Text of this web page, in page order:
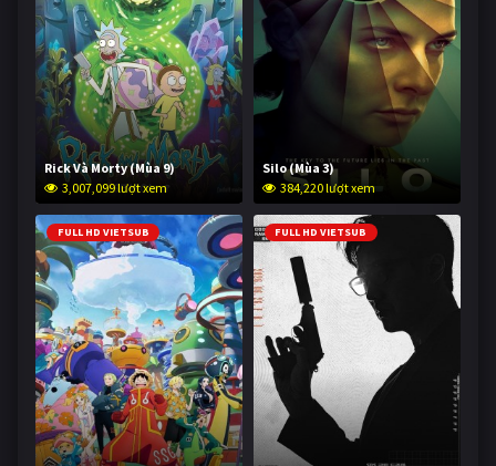
Rick Và Morty (Mùa 9)
3,007,099 lượt xem
Silo (Mùa 3)
384,220 lượt xem
FULL HD VIETSUB FULL HD VIETSUB